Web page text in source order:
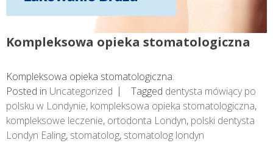
Kompleksowa opieka stomatologiczna
Kompleksowa opieka stomatologiczna.
Posted in Uncategorized Tagged dentysta mówiący po
polsku w Londynie, kompleksowa opieka stomatologiczna,
kompleksowe leczenie, ortodonta Londyn, polski dentysta
Londyn Ealing, stomatolog, stomatolog londyn